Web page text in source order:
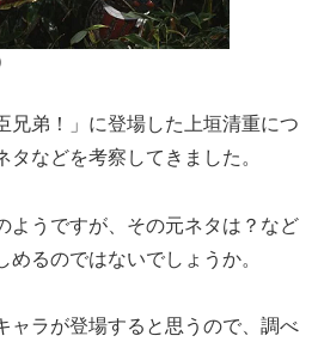
兄弟！」に登場した上垣清重につ
などを考察してきました。
ようですが、その元ネタは？など
るのではないでしょうか。
ャラが登場すると思うので、調べ